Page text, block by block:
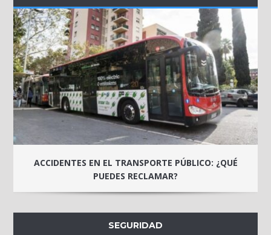
ACCIDENTES EN EL TRANSPORTE PÚBLICO: ¿QUÉ
PUEDES RECLAMAR?
SEGURIDAD